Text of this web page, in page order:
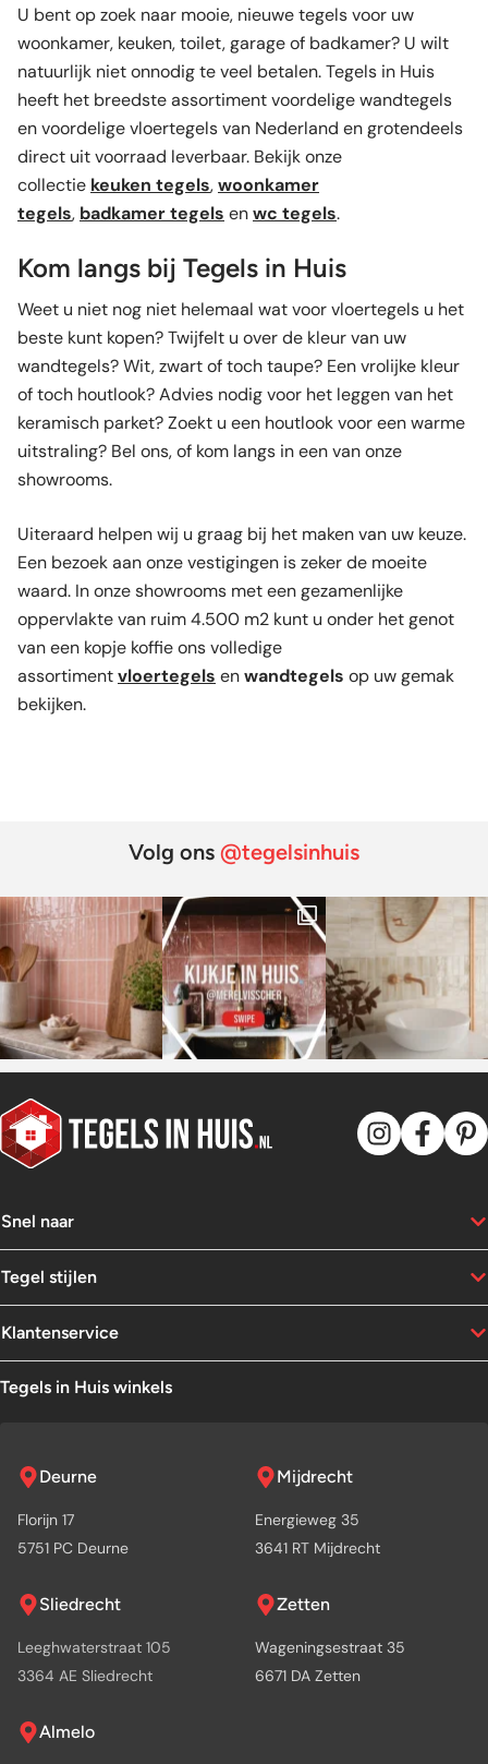
U bent op zoek naar mooie, nieuwe tegels voor uw
woonkamer, keuken, toilet, garage of badkamer? U wilt
natuurlijk niet onnodig te veel betalen. Tegels in Huis
heeft het breedste assortiment voordelige wandtegels
en voordelige vloertegels van Nederland en grotendeels
direct uit voorraad leverbaar. Bekijk onze
collectie keuken tegels,woonkamer
tegels, badkamer tegels enwc tegels.
Kom langs bij Tegels in Huis
Weet u niet nog niet helemaal wat voor vloertegels u het
beste kunt kopen? Twijfelt u over de kleur van uw
wandtegels? Wit, zwart of toch taupe? Een vrolijke kleur
of toch houtlook? Advies nodig voor het leggen van het
keramisch parket? Zoekt u een houtlook voor een warme
uitstraling? Bel ons, of kom langs in een van onze
showrooms.
Uiteraard helpen wij u graag bij het maken van uw keuze.
Een bezoek aan onze vestigingen is zeker de moeite
waard. In onze showrooms met een gezamenlijke
oppervlakte van ruim 4.500 m2 kunt u onder het genot
van een kopje koffie ons volledige
assortimentvloertegels enwandtegels op uw gemak
bekijken.
Volg ons @tegelsinhuis
Snel naar
Tegel stijlen
Klantenservice
Tegels in Huis winkels
Deurne
Florijn 17
5751 PC Deurne
Mijdrecht
Energieweg 35
3641 RT Mijdrecht
Sliedrecht
Leeghwaterstraat 105
3364 AE Sliedrecht
Zetten
Wageningsestraat 35
6671 DA Zetten
Almelo